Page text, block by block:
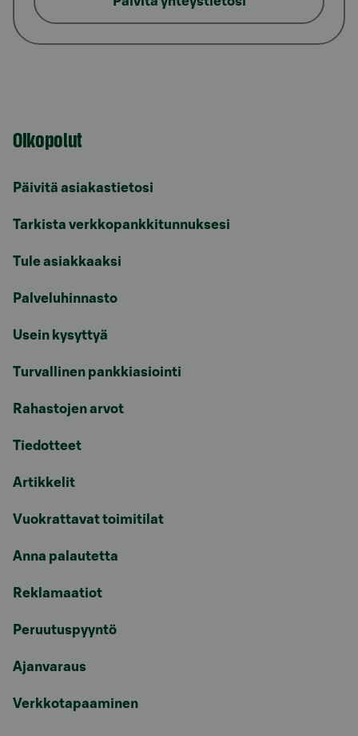
Oikopolut
Päivitä asiakastietosi
Tarkista verkkopankkitunnuksesi
Tule asiakkaaksi
Palveluhinnasto
Usein kysyttyä
Turvallinen pankkiasiointi
Rahastojen arvot
Tiedotteet
Artikkelit
Vuokrattavat toimitilat
Anna palautetta
Reklamaatiot
Peruutuspyyntö
Ajanvaraus
Verkkotapaaminen